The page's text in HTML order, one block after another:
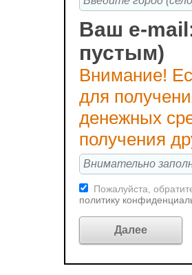
Ваш e-
пустым)
Внимание!
для
денежных
получения
Пожалуйста,
политику